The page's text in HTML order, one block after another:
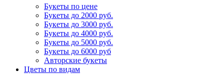
Букеты по цене
Букеты до 2000 руб.
Букеты до 3000 руб.
Букеты до 4000 руб.
Букеты до 5000 руб.
Букеты до 6000 руб
Авторские букеты
Цветы по видам